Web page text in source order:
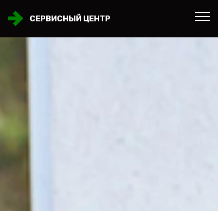
СЕРВИСНЫЙ ЦЕНТР